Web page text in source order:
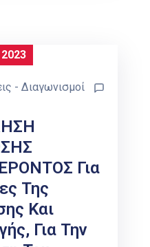
- Διαγωνισμοί
Για
Της
Και
Για Την